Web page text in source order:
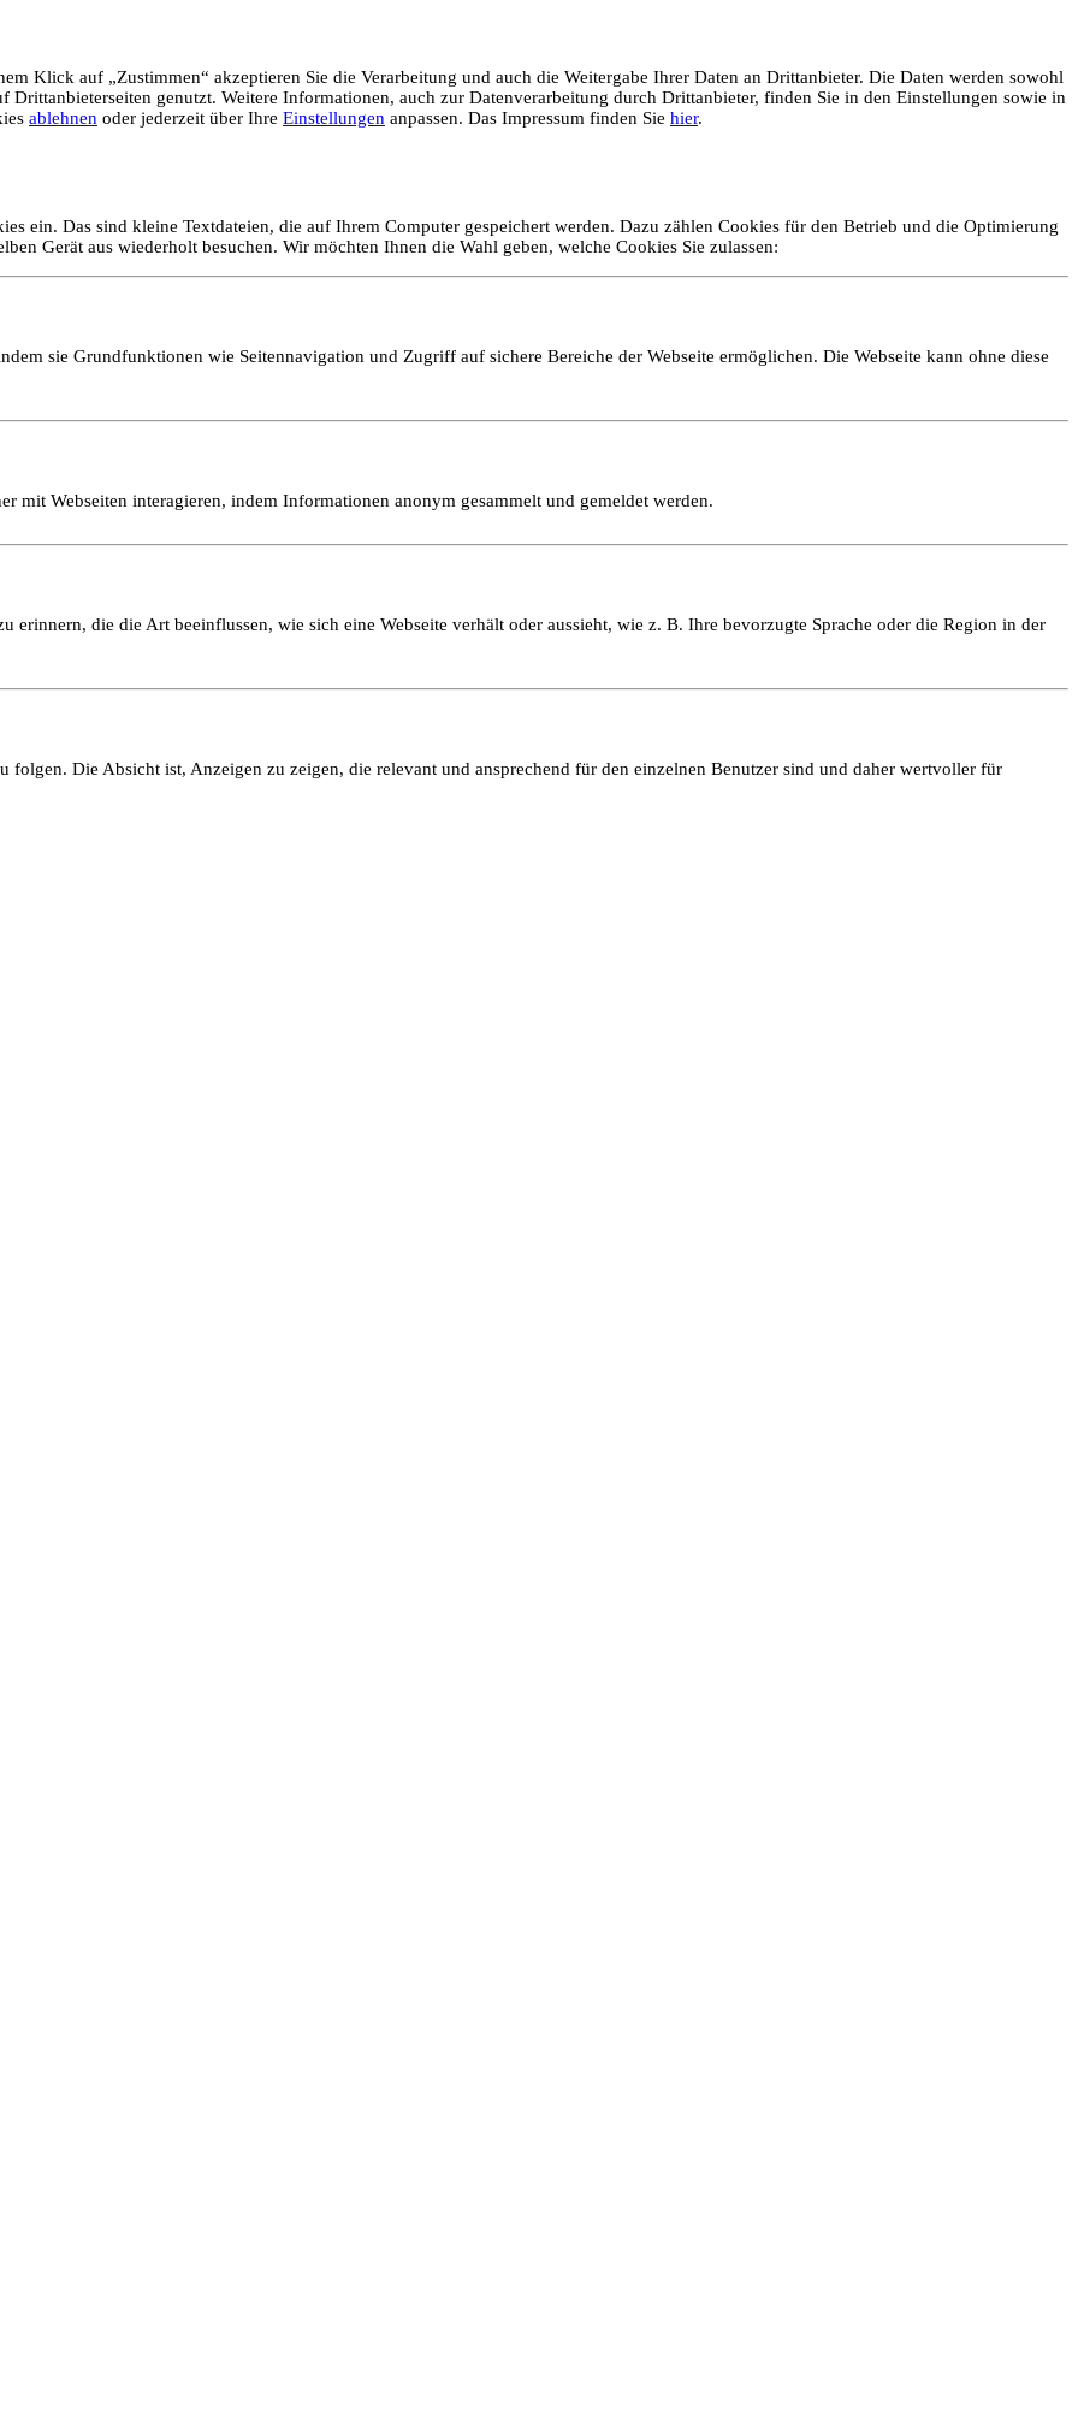
Klick auf „Zustimmen“ akzeptieren Sie die Verarbeitung und auch die Weitergabe Ihrer Daten an Drittanbieter. Die Daten werden sowohl
genutzt. Weitere Informationen, auch zur Datenverarbeitung durch Drittanbieter, finden Sie in den Einstellungen sowie in
ablehnen oder jederzeit über Ihre Einstellungen anpassen. Das Impressum finden Sie hier.
ein. Das sind kleine Textdateien, die auf Ihrem Computer gespeichert werden. Dazu zählen Cookies für den Betrieb und die Optimierung
Gerät aus wiederholt besuchen. Wir möchten Ihnen die Wahl geben, welche Cookies Sie zulassen:
sie Grundfunktionen wie Seitennavigation und Zugriff auf sichere Bereiche der Webseite ermöglichen. Die Webseite kann ohne diese
mit Webseiten interagieren, indem Informationen anonym gesammelt und gemeldet werden.
erinnern, die die Art beeinflussen, wie sich eine Webseite verhält oder aussieht, wie z. B. Ihre bevorzugte Sprache oder die Region in der
folgen. Die Absicht ist, Anzeigen zu zeigen, die relevant und ansprechend für den einzelnen Benutzer sind und daher wertvoller für